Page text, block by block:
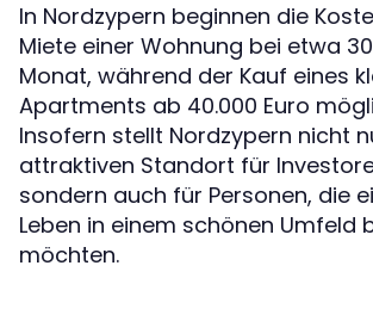
In Nordzypern beginnen die
Miete einer Wohnung bei etwa
Monat, während der Kauf eines
Apartments ab 40.000 Euro
Insofern stellt Nordzypern nicht
attraktiven Standort für
sondern auch für Personen, die
Leben in einem schönen Umfeld
möchten.